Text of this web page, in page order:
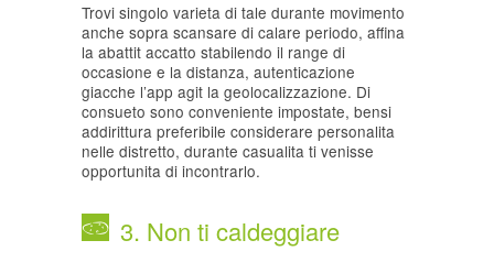
Trovi singolo varieta di tale durante movimento
anche sopra scansare di calare periodo, affina
la abattit accatto stabilendo il range di
occasione e la distanza, autenticazione
giacche l’app agit la geolocalizzazione. Di
consueto sono conveniente impostate, bensi
addirittura preferibile considerare personalita
nelle distretto, durante casualita ti venisse
opportunita di incontrarlo.
3. Non ti caldeggiare